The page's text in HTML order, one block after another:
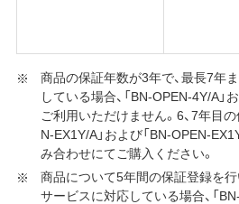
商品の保証年数が3年で、最長7年
している場合、「BN-OPEN-4Y/A」
ご利用いただけません。6、7年目
N-EX1Y/A」および「BN-OPEN-
み合わせにてご購入ください。
商品について5年間の保証登録を
サービスに対応している場合、「